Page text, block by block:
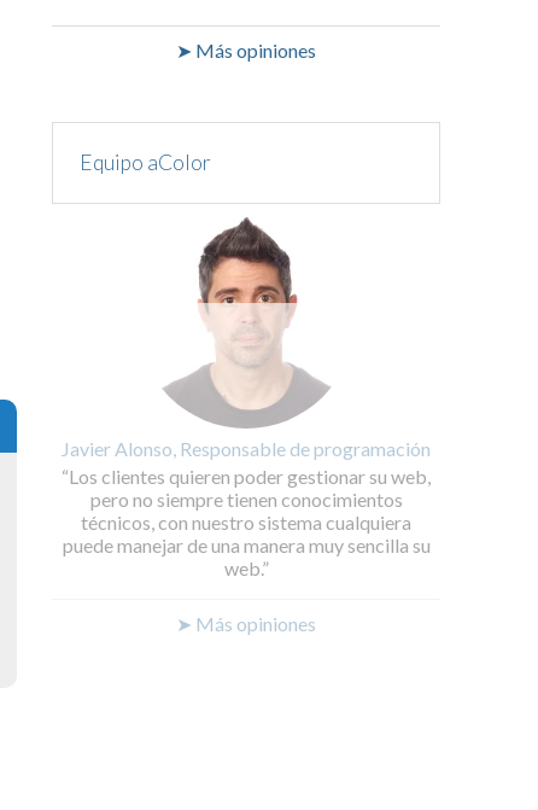
➤ Más opiniones
Equipo aColor
Javier Alonso, Responsable de programación
Los clientes quieren poder gestionar su web,
pero no siempre tienen conocimientos
técnicos, con nuestro sistema cualquiera
puede manejar de una manera muy sencilla su
web.
➤ Más opiniones